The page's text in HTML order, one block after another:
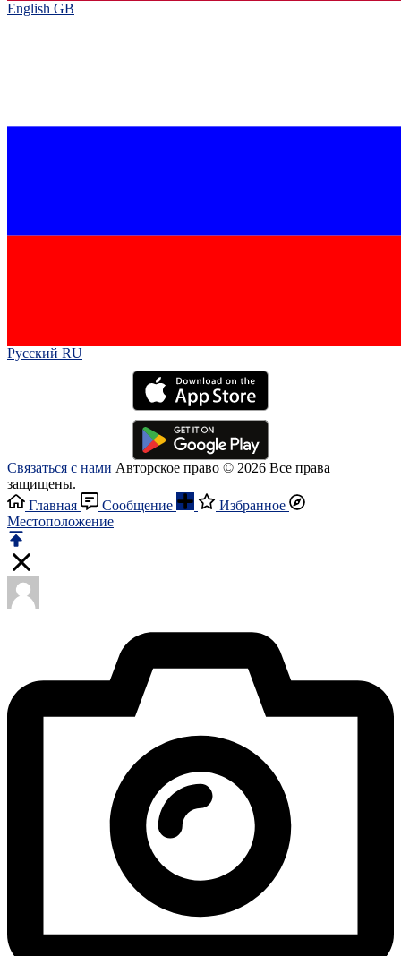
English GB‎
Русский RU‎
Связаться с нами Авторское право © 2026 Все права
защищены.
Главная
Сообщение
Избранное
Местоположение